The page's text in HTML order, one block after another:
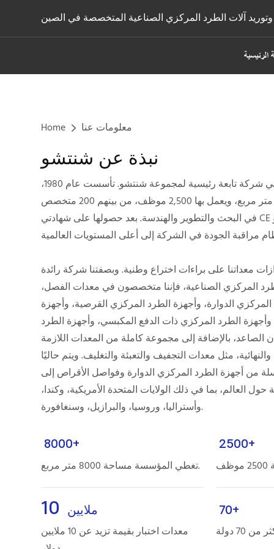
آلات الطرد المركزي الصناعية المتخصصة في الصين
الرئيسية
Home معلومات عنا
نبذة عن شنتشو
شركة شنتشو للآلات هي شركة تابعة رئيسية لمجموعة شنتشو. تأسست عام 1980،
وتغطي مساحة 80,000 متر مربع، ويعمل بها 2,500 موظف، من بينهم 200 متخصص
في البحث والتطوير والهندسة. بعد حصولها على شهادتي CE وISO، وصلت معايير الإنتاج
معداتنا على براءات اختراع وطنية. وبصفتنا شركة رائدة
المركزي الصناعية، فإننا متخصصون في معدات الفصل،
الدوارة، وأجهزة الطرد المركزي القرصية، وأجهزة
وأجهزة الطرد المركزي ذات الدفع المكبسي، وأجهزة الطرد
الصاعد، بالإضافة إلى مجموعة كاملة من المعدات اللازمة
والنهائية، مثل معدات التجفيف والتعبئة والتغليف. ويتم حاليًا
من 180 سلسلة من أجهزة الطرد المركزي الدوارة وفواصل الأقراص إلى
ومنطقة حول العالم، بما في ذلك الولايات المتحدة الأمريكية، وكندا،
وأستراليا، وروسيا، والبرازيل، وسنغافورة.
8000+
تغطي المؤسسة مساحة 8000 متر مربع.
2500+
10 ملايين
معدات اختبار بقيمة تزيد عن 10 ملايين
70+
70 دولة